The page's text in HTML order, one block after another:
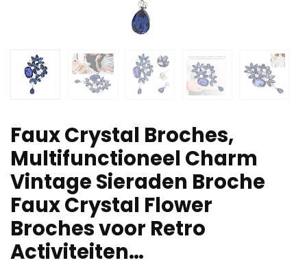
Faux Crystal Broches,
Multifunctioneel Charm
Vintage Sieraden Broche
Faux Crystal Flower
Broches voor Retro
Activiteiten…